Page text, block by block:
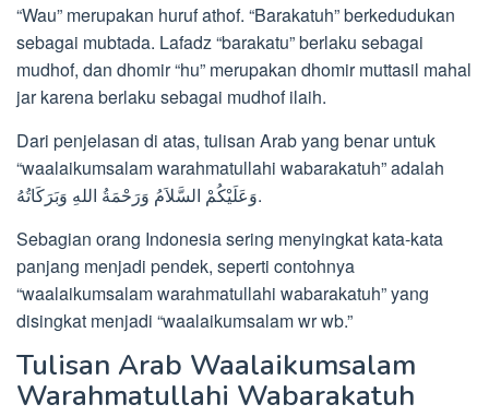
“Wau” merupakan huruf athof. “Barakatuh” berkedudukan
sebagai mubtada. Lafadz “barakatu” berlaku sebagai
mudhof, dan dhomir “hu” merupakan dhomir muttasil mahal
jar karena berlaku sebagai mudhof ilaih.
Dari penjelasan di atas, tulisan Arab yang benar untuk
“waalaikumsalam warahmatullahi wabarakatuh” adalah
وَعَلَيْكُمْ السَّلاَمُ وَرَحْمَةُ اللهِ وَبَرَكَاتُهُ.
Sebagian orang Indonesia sering menyingkat kata-kata
panjang menjadi pendek, seperti contohnya
“waalaikumsalam warahmatullahi wabarakatuh” yang
disingkat menjadi “waalaikumsalam wr wb.”
Tulisan Arab Waalaikumsalam
Warahmatullahi Wabarakatuh